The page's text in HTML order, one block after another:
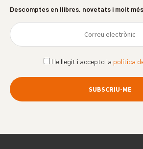
Descomptes en llibres, novetats i molt més
He llegit i accepto la política